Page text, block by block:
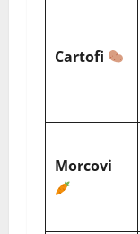
Cartofi
Morcovi